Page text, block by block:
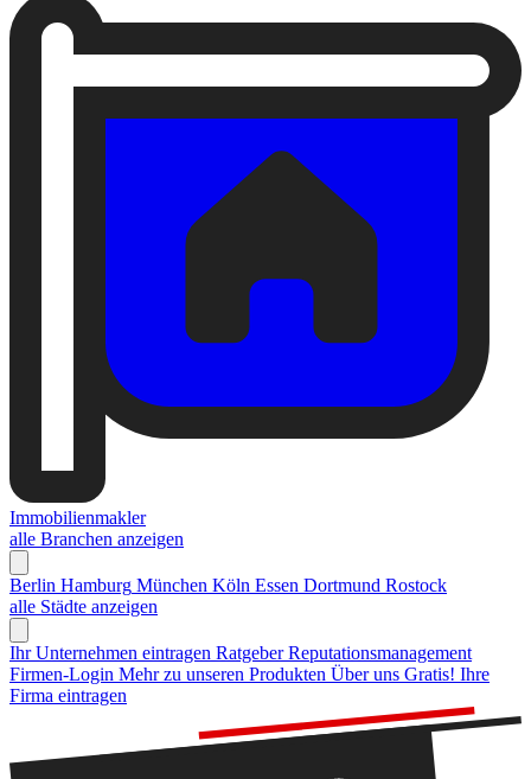
Immobilienmakler
alle Branchen anzeigen
Berlin Hamburg München Köln Essen Dortmund Rostock
alle Städte anzeigen
Ihr Unternehmen eintragen Ratgeber Reputationsmanagement
Firmen-Login Mehr zu unseren Produkten Über uns Gratis! Ihre
Firma eintragen